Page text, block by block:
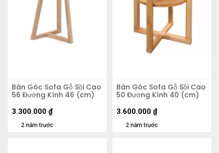
Bàn Góc Sofa Gỗ Sồi Cao
56 Đường Kính 46 (cm)
2 năm trước
3.300.000 ₫
Bàn Góc Sofa Gỗ Sồi Cao
50 Đường Kính 40 (cm)
2 năm trước
3.600.000 ₫